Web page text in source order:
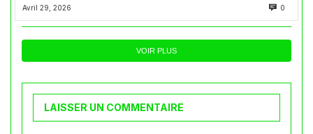
Avril 29, 2026 0
VOIR PLUS
LAISSER UN COMMENTAIRE